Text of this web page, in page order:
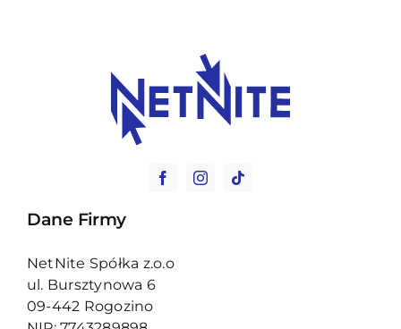
Dane Firmy
NetNite Spółka z.o.o
ul. Bursztynowa 6
09-442 Rogozino